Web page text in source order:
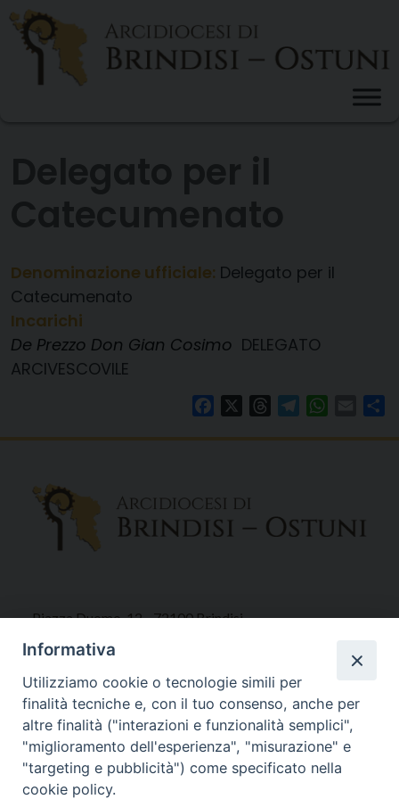
Skip
content
Denominazione ufficiale: Delegato per il
Catecumenato
Incarichi
De Prezzo Don Gian Cosimo DELEGATO
ARCIVESCOVILE
FacebookThreadsTelegram Email
Piazza Duomo, 12 - 72100 Brindisi
Tel 0831.521958
Fax 0831.528315
Orari Curia
Mar. / Mer. / Giov. ore 9 - 13
nei mesi estivi solo Martedì ore 9 - 13
Informativa
Utilizziamo cookie o tecnologie simili per
finalità tecniche e, con il tuo consenso, anche per
altre finalità ("interazioni e funzionalità semplici",
"miglioramento dell'esperienza", "misurazione" e
"targeting e pubblicità") come specificato nella
cookie policy.